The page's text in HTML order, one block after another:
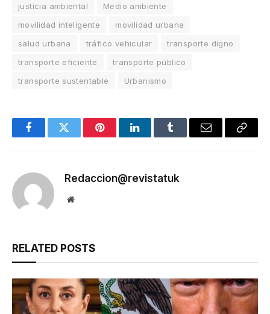
justicia ambiental
Medio ambiente
movilidad inteligente
movilidad urbana
salud urbana
tráfico vehicular
transporte digno
transporte eficiente
transporte público
transporte sustentable
Urbanismo
FacebookTwitter PinterestLinkedInTumblr Email
Copy
Redaccion@revistatuk
Website
RELATED POSTS